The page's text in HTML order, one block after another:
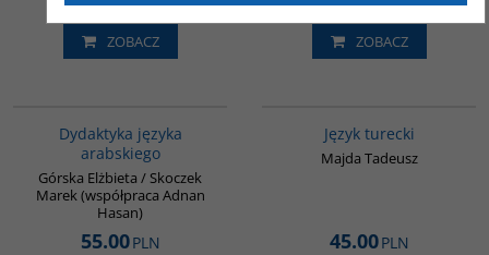
ZOBACZ ZOBACZ
Dydaktyka języka
arabskiego
Górska Elżbieta / Skoczek
Marek (współpraca Adnan
Hasan)
55.00PLN
Język turecki
Majda Tadeusz
45.00PLN